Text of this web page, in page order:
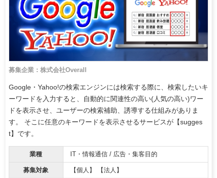
募集企業：株式会社Overall
Google・Yahoo!の検索エンジンには検索する際に、検索したいキ
ーワードを入力すると、自動的に関連性の高い(人気の高い)ワー
ドを表示させ、ユーザーの検索補助、誘導する仕組みがありま
す。 そこに任意のキーワードを表示させるサービスが【sugges
t】です。
業種 IT・情報通信 / 広告・集客目的
募集対象 【個人】 【法人】